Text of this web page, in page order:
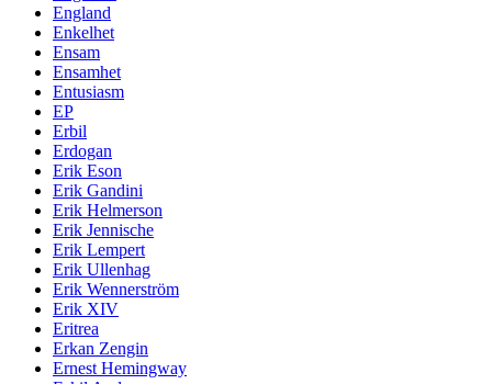
England
Enkelhet
Ensam
Ensamhet
Entusiasm
EP
Erbil
Erdogan
Erik Eson
Erik Gandini
Erik Helmerson
Erik Jennische
Erik Lempert
Erik Ullenhag
Erik Wennerström
Erik XIV
Eritrea
Erkan Zengin
Ernest Hemingway